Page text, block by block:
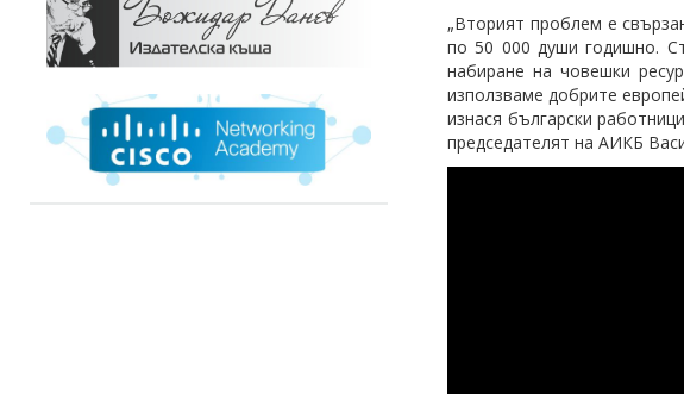
„Вторият проблем е
по 50 000 души годишно.
набиране на човешки
използваме добрите
изнася български
председателят на АИКБ